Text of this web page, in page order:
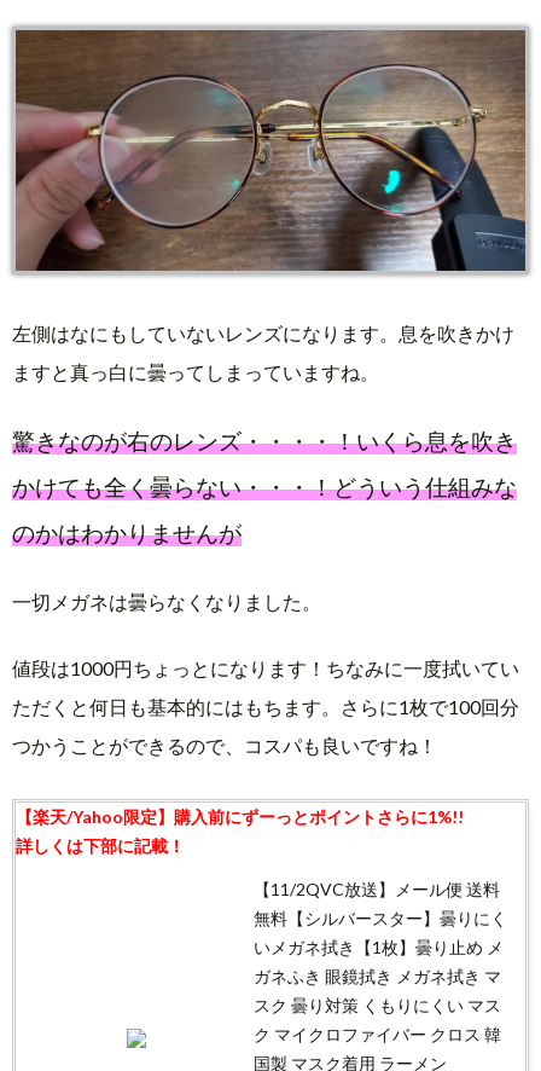
左側はなにもしていないレンズになります。息を吹きかけ
ますと真っ白に曇ってしまっていますね。
驚きなのが右のレンズ・・・・！いくら息を吹き
かけても全く曇らない・・・！どういう仕組みな
のかはわかりませんが
一切メガネは曇らなくなりました。
値段は1000円ちょっとになります！ちなみに一度拭いてい
ただくと何日も基本的にはもちます。さらに1枚で100回分
つかうことができるので、コスパも良いですね！
【11/2QVC放送】メール便 送料
無料【シルバースター】曇りにく
いメガネ拭き【1枚】曇り止め メ
ガネふき 眼鏡拭き メガネ拭き マ
スク 曇り対策 くもりにくい マス
ク マイクロファイバー クロス 韓
国製 マスク着用 ラーメン